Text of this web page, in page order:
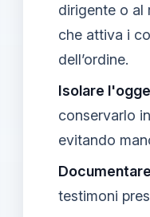
dirigente o al
che attiva i
dell’ordine.
Isolare
conservarlo
evitando
testimoni